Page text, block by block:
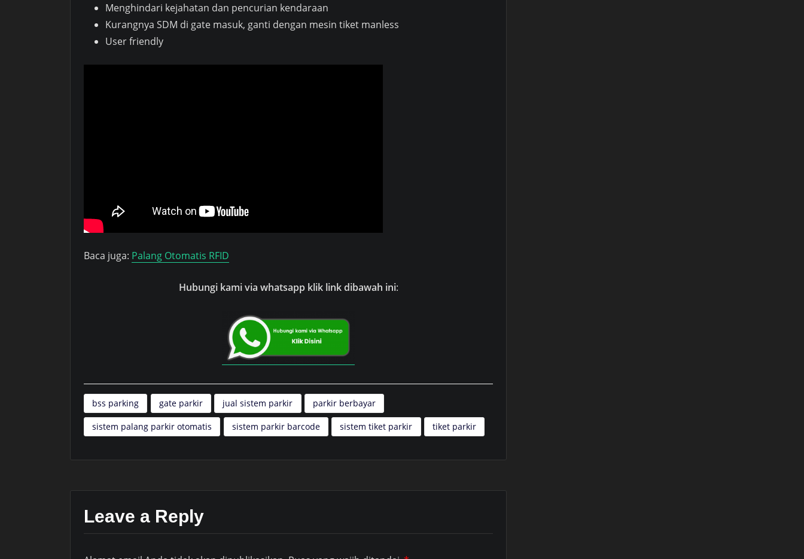
Menghindari kejahatan dan pencurian kendaraan
Kurangnya SDM di gate masuk, ganti dengan mesin tiket manless
User friendly
Baca juga: Palang Otomatis RFID
Hubungi kami via whatsapp klik link dibawah ini:
bss parking gate parkir jual sistem parkir parkir berbayar
sistem palang parkir otomatis sistem parkir barcode sistem tiket parkir tiket parkir
Leave a Reply